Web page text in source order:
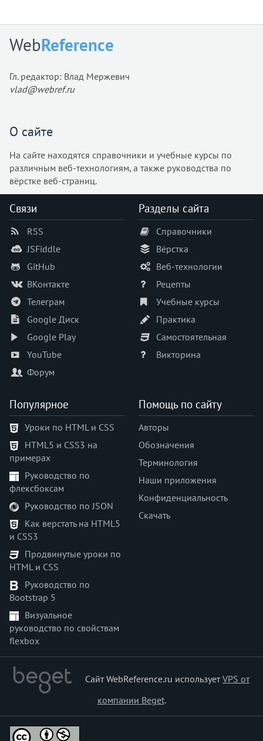
<h4>
<h5>
<head>
<header>
<html>
<iframe>
<img>
<input>
<ins>
<isindex>
<label>
<legend>
<li>
<link>
<listing>
<mark>
<menu>
<menuitem>
<meta>
<meter>
<multicol>
<nav>
<nobr>
<noframes>
<noscript>
<ol>
<option>
<output>
<param>
<picture>
<pre>
<progress>
WebReference
Гл. редактор: Влад Мержевич
vlad@webref.ru
О сайте
На сайте находятся справочники и учебные курсы по
различным веб-технологиям, а также руководства по
вёрстке веб-страниц.
Связи
RSS
JSFiddle
GitHub
ВКонтакте
Телеграм
Google Диск
Google Play
YouTube
Форум
Разделы сайта
Справочники
Вёрстка
Веб-технологии
Рецепты
Учебные курсы
Практика
Самостоятельная
Викторина
Популярное
Уроки по HTML и CSS
HTML5 и CSS3 на
примерах
Руководство по
флексбоксам
Руководство по JSON
Как верстать на HTML5
и CSS3
Продвинутые уроки по
HTML и CSS
Руководство по
Bootstrap 5
Визуальное
руководство по свойствам
flexbox
Помощь по сайту
Авторы
Обозначения
Терминология
Наши приложения
Конфиденциальность
Скачать
Сайт WebReference.ru используетVPS от
компании Beget.